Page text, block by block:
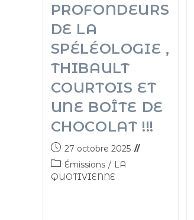
PROFONDEURS
DE LA
SPÉLÉOLOGIE ,
THIBAULT
COURTOIS ET
UNE BOÎTE DE
CHOCOLAT !!!
27 octobre 2025
Émissions / LA
QUOTIVIENNE